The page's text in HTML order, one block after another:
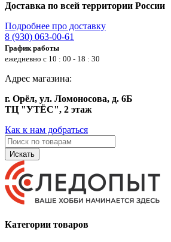
Доставка по всей территории России
Подробнее про доставку
8 (930) 063-00-61
График работы
ежедневно с 10 : 00 - 18 : 30
Адрес магазина:
г. Орёл, ул. Ломоносова, д. 6Б
ТЦ "УТЁС", 2 этаж
Как к нам добраться
Искать
Категории товаров